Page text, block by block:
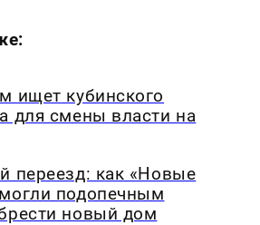
ищет кубинского
для смены власти на
переезд: как «Новые
подопечным
новый дом